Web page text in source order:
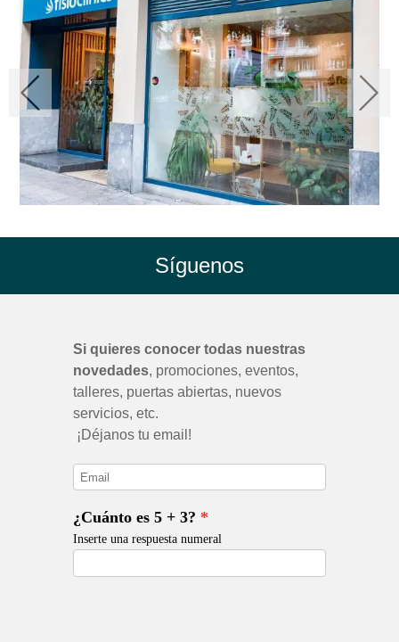
Síguenos